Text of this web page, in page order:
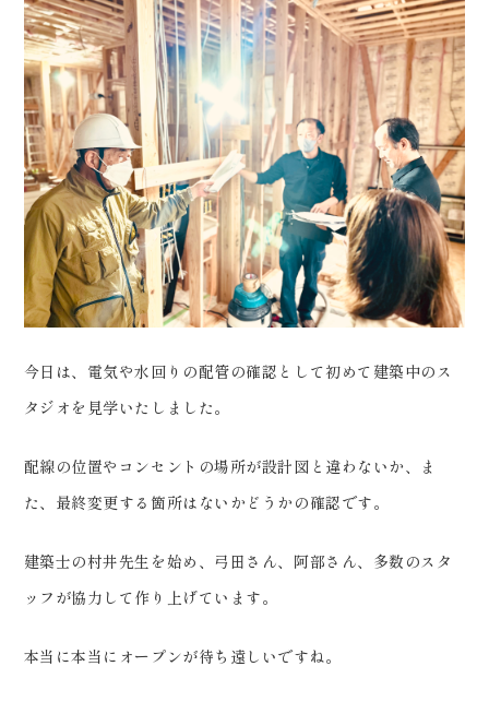
〒963-8041
0120-05-7536
Time.10:30 - 18:00（年中無休）
来店のご予約
お問い合わせ
会社案内
プライバシーポリシー
今日は、電気や水回りの配管の確認として初めて建築中のス
タジオを見学いたしました。
配線の位置やコンセントの場所が設計図と違わないか、ま
た、最終変更する箇所はないかどうかの確認です。
建築士の村井先生を始め、弓田さん、阿部さん、多数のスタ
ッフが協力して作り上げています。
本当に本当にオープンが待ち遠しいですね。